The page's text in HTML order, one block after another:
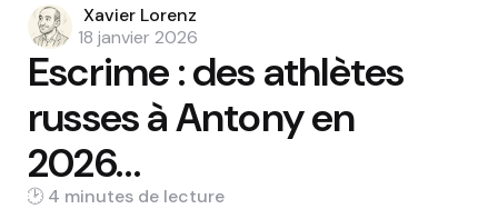
Posted
by
Xavier Lorenz
18 janvier 2026
Escrime : des athlètes
russes à Antony en
2026…
4 min